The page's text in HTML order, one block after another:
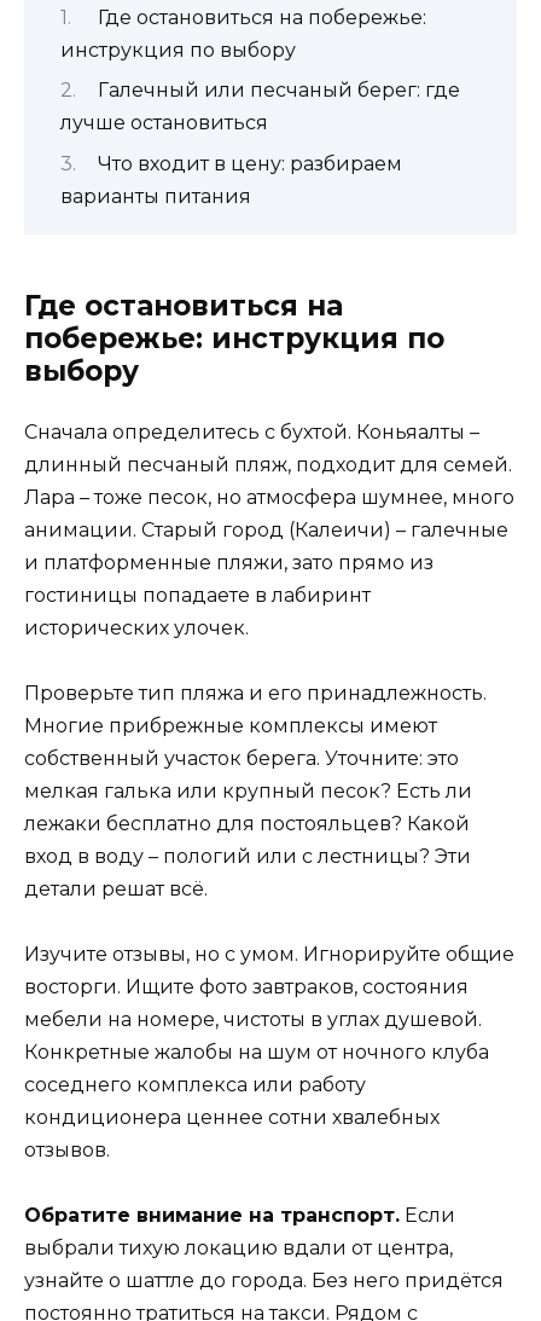
Где остановиться на побережье:
инструкция по выбору
Галечный или песчаный берег: где
лучше остановиться
Что входит в цену: разбираем
варианты питания
Где остановиться на
побережье: инструкция по
выбору
Сначала определитесь с бухтой. Коньяалты –
длинный песчаный пляж, подходит для семей.
Лара – тоже песок, но атмосфера шумнее, много
анимации. Старый город (Калеичи) – галечные
и платформенные пляжи, зато прямо из
гостиницы попадаете в лабиринт
исторических улочек.
Проверьте тип пляжа и его принадлежность.
Многие прибрежные комплексы имеют
собственный участок берега. Уточните: это
мелкая галька или крупный песок? Есть ли
лежаки бесплатно для постояльцев? Какой
вход в воду – пологий или с лестницы? Эти
детали решат всё.
Изучите отзывы, но с умом. Игнорируйте общие
восторги. Ищите фото завтраков, состояния
мебели на номере, чистоты в углах душевой.
Конкретные жалобы на шум от ночного клуба
соседнего комплекса или работу
кондиционера ценнее сотни хвалебных
отзывов.
Обратите внимание на транспорт. Если
выбрали тихую локацию вдали от центра,
узнайте о шаттле до города. Без него придётся
постоянно тратиться на такси. Рядом с